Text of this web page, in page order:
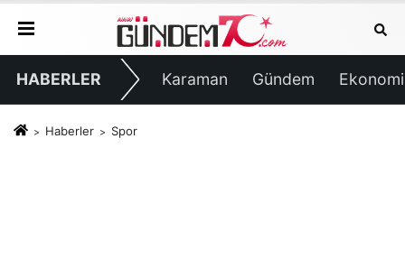
HABERLER Karaman Gündem Ekonomi
Haberler Spor